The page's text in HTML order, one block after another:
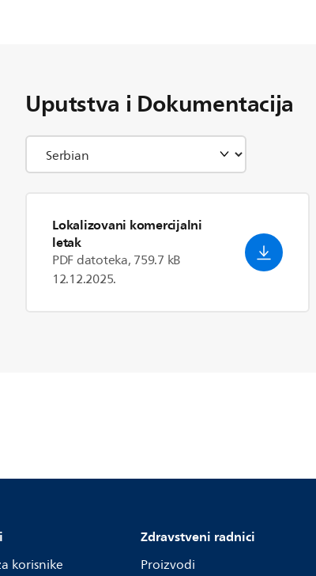
Uputstva i Dokumentacija
Lokalizovani komercijalni
letak
PDF datoteka, 759.7 kB
12.12.2025.
korisnike
Zdravstveni radnici
Proizvodi